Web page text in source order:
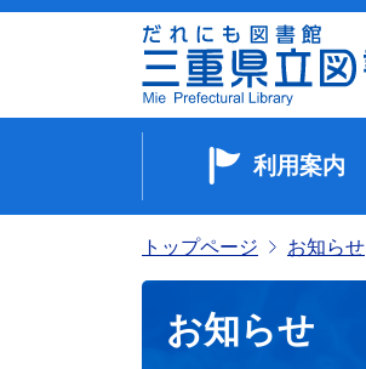
利用案内
トップページ お知らせ
お知らせ